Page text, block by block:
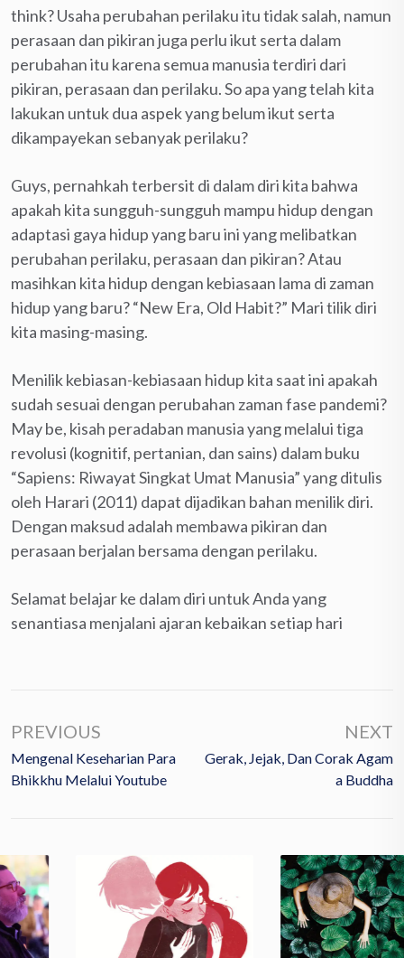
think? Usaha perubahan perilaku itu tidak salah, namun
perasaan dan pikiran juga perlu ikut serta dalam
perubahan itu karena semua manusia terdiri dari
pikiran, perasaan dan perilaku. So apa yang telah kita
lakukan untuk dua aspek yang belum ikut serta
dikampayekan sebanyak perilaku?
Guys, pernahkah terbersit di dalam diri kita bahwa
apakah kita sungguh-sungguh mampu hidup dengan
adaptasi gaya hidup yang baru ini yang melibatkan
perubahan perilaku, perasaan dan pikiran? Atau
masihkan kita hidup dengan kebiasaan lama di zaman
hidup yang baru? “New Era, Old Habit?” Mari tilik diri
kita masing-masing.
Menilik kebiasan-kebiasaan hidup kita saat ini apakah
sudah sesuai dengan perubahan zaman fase pandemi?
May be, kisah peradaban manusia yang melalui tiga
revolusi (kognitif, pertanian, dan sains) dalam buku
“Sapiens: Riwayat Singkat Umat Manusia” yang ditulis
oleh Harari (2011) dapat dijadikan bahan menilik diri.
Dengan maksud adalah membawa pikiran dan
perasaan berjalan bersama dengan perilaku.
Selamat belajar ke dalam diri untuk Anda yang
senantiasa menjalani ajaran kebaikan setiap hari
PREVIOUS
Mengenal Keseharian Para
Bhikkhu Melalui Youtube
NEXT
Gerak, Jejak, Dan Corak Agam
A Buddha